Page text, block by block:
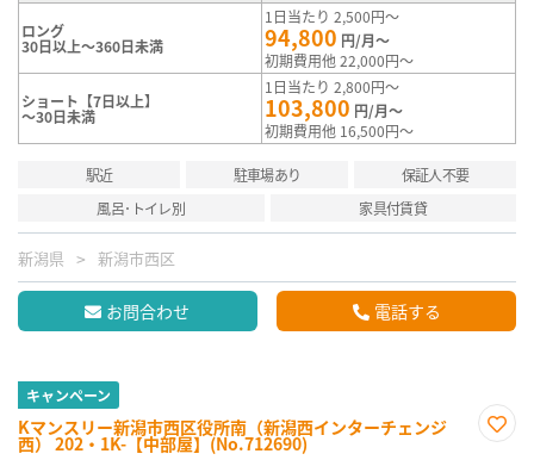
ロング
30日以上～360日未満
1日当たり 2,500円～
94,800 円/月～
初期費用他 22,000円～
ショート【7日以上】
～30日未満
1日当たり 2,800円～
103,800 円/月～
初期費用他 16,500円～
駅近 駐車場あり
保証人不要
風呂･トイレ別
家具付賃貸
新潟県 新潟市西区
お問合わせ 電話する
キャンペーン
Kマンスリー新潟市西区役所南（新潟西インターチェンジ
西） 202・1K-【中部屋】(No.712690)